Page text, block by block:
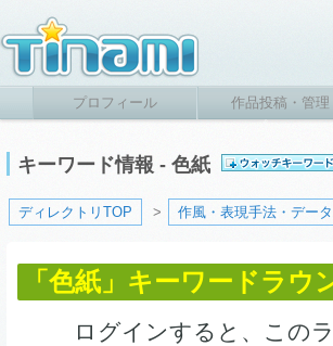
プロフィール 作品投稿・管理
キーワード情報 - 色紙
ディレクトリTOP > 作風・表現手法・デー
「色紙」キーワードラウ
ログインすると、この